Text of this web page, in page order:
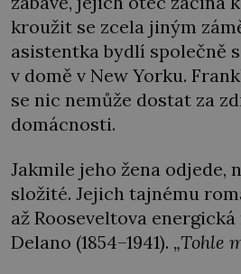
kroužit se zcela jiným
asistentka bydlí společně
v domě v New Yorku.
se nic nemůže dostat za
domácnosti.
Jakmile jeho žena odjede,
složité. Jejich tajnému
až Rooseveltova energická
Delano (1854–1941). „Tohle